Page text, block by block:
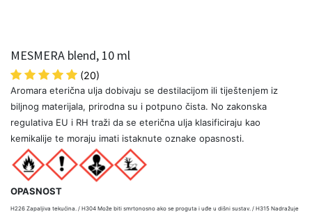
MESMERA blend, 10 ml
(20)
Aromara eterična ulja dobivaju se destilacijom ili tiještenjem iz
biljnog materijala, prirodna su i potpuno čista. No zakonska
regulativa EU i RH traži da se eterična ulja klasificiraju kao
kemikalije te moraju imati istaknute oznake opasnosti.
OPASNOST
H226 Zapaljiva tekućina. / H304 Može biti smrtonosno ako se proguta i uđe u dišni sustav. / H315 Nadražuje